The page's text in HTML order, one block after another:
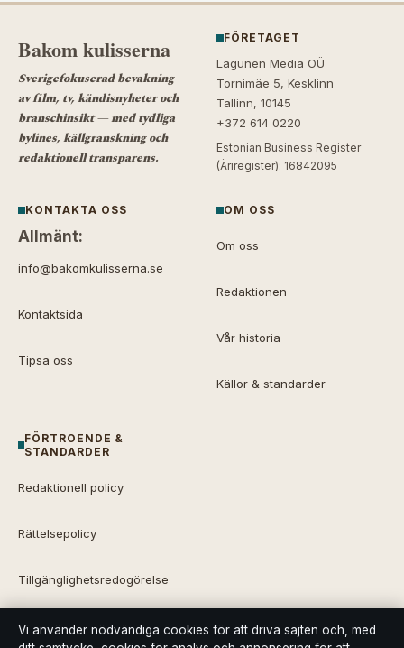
Bakom kulisserna
Sverigefokuserad bevakning
av film, tv, kändisnyheter och
branschinsikt — med tydliga
bylines, källgranskning och
redaktionell transparens.
FÖRETAGET
Lagunen Media OÜ
Tornimäe 5, Kesklinn
Tallinn, 10145
+372 614 0220
Estonian Business Register
(Äriregister): 16842095
KONTAKTA OSS
Allmänt:
info@bakomkulisserna.se
Kontaktsida
Tipsa oss
OM OSS
Om oss
Redaktionen
Vår historia
Källor & standarder
FÖRTROENDE &
STANDARDER
Redaktionell policy
Rättelsepolicy
Tillgänglighetsredogörelse
Integritetspolicy
Vi använder nödvändiga cookies för att driva sajten och, med